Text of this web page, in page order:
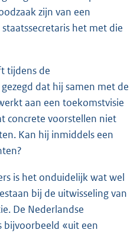
zijn van een
het met die
tijdens de
dat hij samen met de
aan een toekomstvisie
concrete voorstellen niet
Kan hij inmiddels een
is het onduidelijk wat wel
bij de uitwisseling van
De Nederlandse
bijvoorbeeld «uit een